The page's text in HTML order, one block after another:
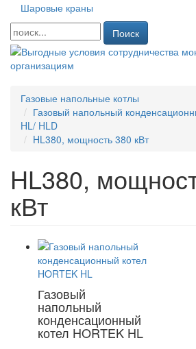
Шаровые краны
Поиск
Газовые напольные котлы
Газовый напольный
HL/ HLD
HL380, мощность 380 кВт
HL380,
кВт
Газовый
напольный
конденсационный
котел HORTEK HL